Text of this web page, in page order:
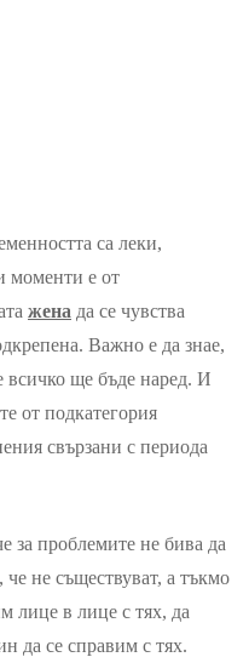
са леки,
моменти е от
жена да се чувства
Важно е да знае,
всичко ще бъде наред. И
от подкатегория
свързани с периода
за проблемите не бива да
не съществуват, а тъкмо
лице в лице с тях, да
да се справим с тях.